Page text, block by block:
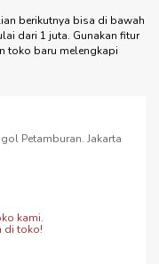
berikutnya bisa di bawah
dari 1 juta. Gunakan fitur
toko baru melengkapi
Petamburan. Jakarta
kami.
di toko!